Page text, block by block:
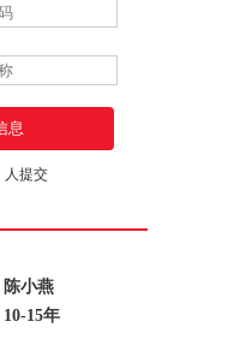
人提交
陈小燕
10-15年